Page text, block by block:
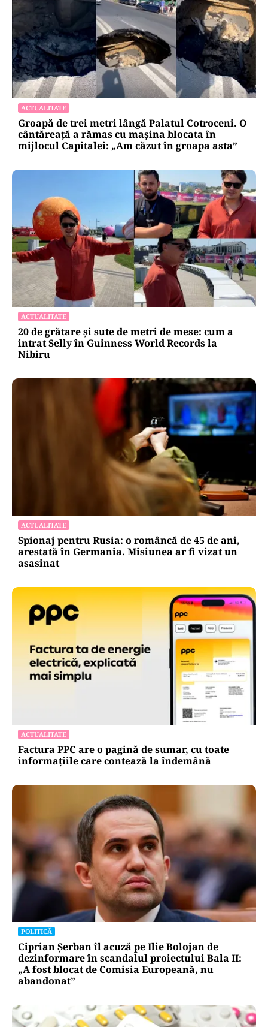
ACTUALITATE
Groapă de trei metri lângă Palatul Cotroceni. O
cântăreață a rămas cu mașina blocata în
mijlocul Capitalei: „Am căzut în groapa asta”
ACTUALITATE
20 de grătare și sute de metri de mese: cum a
intrat Selly în Guinness World Records la
Nibiru
ACTUALITATE
Spionaj pentru Rusia: o româncă de 45 de ani,
arestată în Germania. Misiunea ar fi vizat un
asasinat
ACTUALITATE
Factura PPC are o pagină de sumar, cu toate
informațiile care contează la îndemână
POLITICĂ
Ciprian Șerban îl acuză pe Ilie Bolojan de
dezinformare în scandalul proiectului Bala II:
„A fost blocat de Comisia Europeană, nu
abandonat”